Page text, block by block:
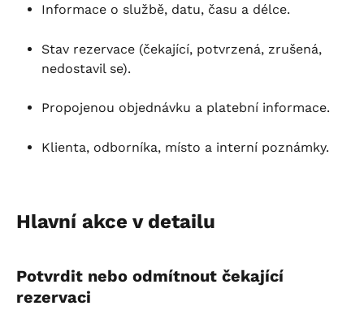
Informace o službě, datu, času a délce.
Stav rezervace (čekající, potvrzená, zrušená,
nedostavil se).
Propojenou objednávku a platební informace.
Klienta, odborníka, místo a interní poznámky.
Hlavní akce v detailu
Potvrdit nebo odmítnout čekající
rezervaci